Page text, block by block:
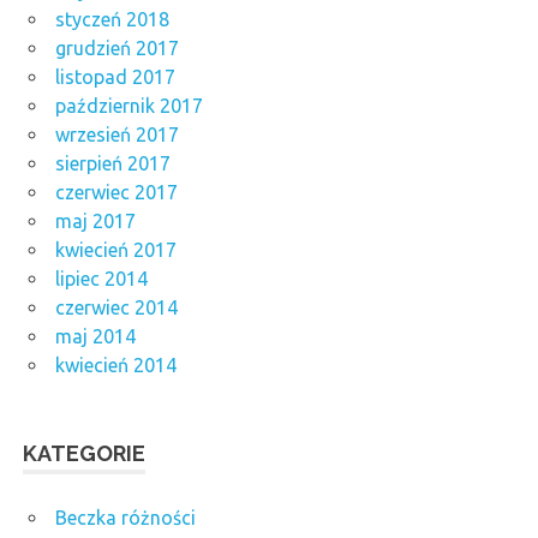
styczeń 2018
grudzień 2017
listopad 2017
październik 2017
wrzesień 2017
sierpień 2017
czerwiec 2017
maj 2017
kwiecień 2017
lipiec 2014
czerwiec 2014
maj 2014
kwiecień 2014
KATEGORIE
Beczka różności